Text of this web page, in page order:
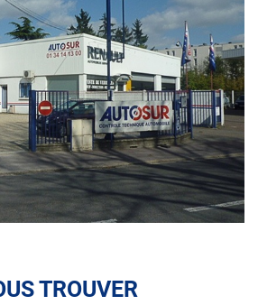
technique ou contrôle technique
sécurité et faire vérifier votre
dans votrecentre de contrôle
ERMONT.
du centre
TROUVER